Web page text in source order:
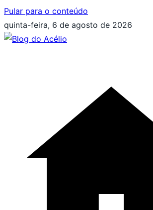
Pular para o conteúdo
quinta-feira, 6 de agosto de 2026